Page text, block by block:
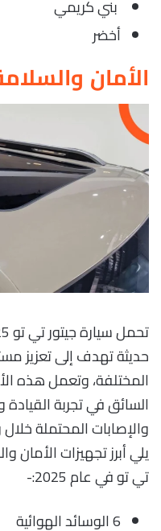
بني كريمي
أخضر
الأمان
حديثة تهدف إلى تعزيز
المختلفة، وتعمل هذه
السائق في تجربة
والإصابات المحتملة
يلي أبرز تجهيزات الأمان
تي تو في عام 2025:-
6 الوسائد الهوائية